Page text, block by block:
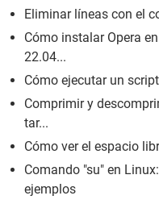
Eliminar líneas con el
Cómo instalar Opera
22.04...
Cómo ejecutar un
Comprimir y
tar...
Cómo ver el espacio
Comando "su" en
ejemplos